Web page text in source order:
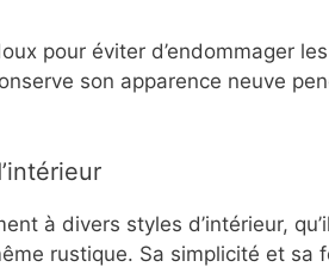
pour éviter d’endommager
son apparence neuve
à divers styles d’intérieur,
rustique. Sa simplicité et sa